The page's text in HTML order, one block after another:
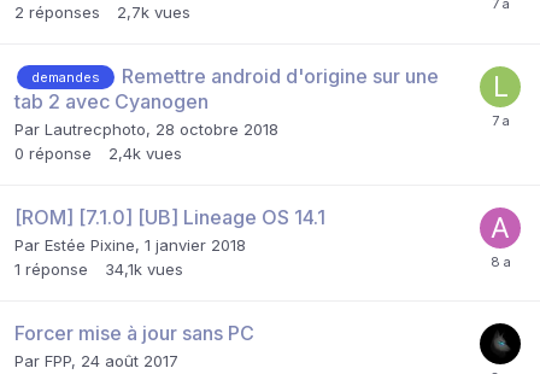
2 réponses 2,7k vues
demandes
Remettre android d'origine sur une
tab 2 avec Cyanogen
Par Lautrecphoto, 28 octobre 2018
0 réponse 2,4k vues
[ROM] [7.1.0] [UB] Lineage OS 14.1
Par Estée Pixine, 1 janvier 2018
1 réponse 34,1k vues
Forcer mise à jour sans PC
Par FPP, 24 août 2017